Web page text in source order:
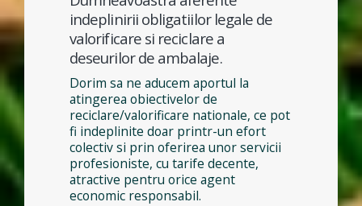
indeplinirii obligatiilor legale de
valorificare si reciclare a
deseurilor de ambalaje.
Dorim sa ne aducem aportul la
atingerea obiectivelor de
reciclare/valorificare nationale, ce pot
fi indeplinite doar printr-un efort
colectiv si prin oferirea unor servicii
profesioniste, cu tarife decente,
atractive pentru orice agent
economic responsabil.